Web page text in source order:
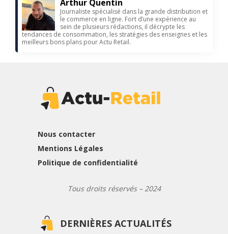
Arthur Quentin
Journaliste spécialisé dans la grande distribution et
le commerce en ligne. Fort d’une expérience au
sein de plusieurs rédactions, il décrypte les
tendances de consommation, les stratégies des enseignes et les
meilleurs bons plans pour Actu Retail.
Nous contacter
Mentions Légales
Politique de confidentialité
Tous droits réservés – 2024
DERNIÈRES ACTUALITÉS